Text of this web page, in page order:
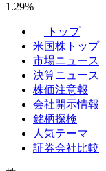
1.29%
トップ
米国株トップ
市場ニュース
決算ニュース
株価注意報
会社開示情報
銘柄探検
人気テーマ
証券会社比較